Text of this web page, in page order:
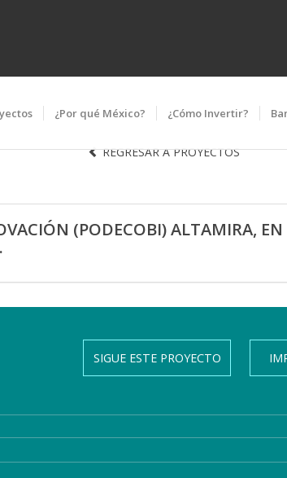
¿Por qué México? ¿Cómo Invertir?
REGRESAR A PROYECTOS
(PODECOBI) ALTAMIRA, EN
SIGUE ESTE PROYECTO